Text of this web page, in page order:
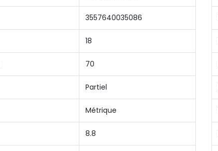
3557640035086
18
70
Partiel
Métrique
8.8